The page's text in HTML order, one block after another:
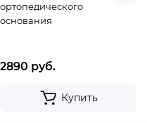
ортопедического
основания
2890 руб.
Купить